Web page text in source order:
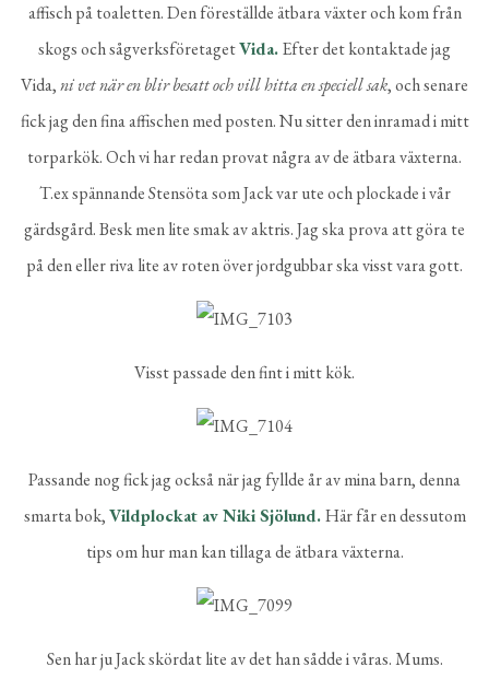
affisch på toaletten. Den föreställde ätbara växter och kom från
skogs och sågverksföretagetVida.Efter det kontaktade jag
Vida,ni vet när en blir besatt och vill hitta en speciell sak, och senare
fick jag den fina affischen med posten. Nu sitter den inramad i mitt
torparkök. Och vi har redan provat några av de ätbara växterna.
T.ex spännande Stensöta som Jack var ute och plockade i vår
gärdsgård. Besk men lite smak av aktris. Jag ska prova att göra te
på den eller riva lite av roten över jordgubbar ska visst vara gott.
Visst passade den fint i mitt kök.
Passande nog fick jag också när jag fyllde år av mina barn, denna
smarta bok,Vildplockat av Niki Sjölund. Här får en dessutom
tips om hur man kan tillaga de ätbara växterna.
Sen har ju Jack skördat lite av det han sådde i våras. Mums.